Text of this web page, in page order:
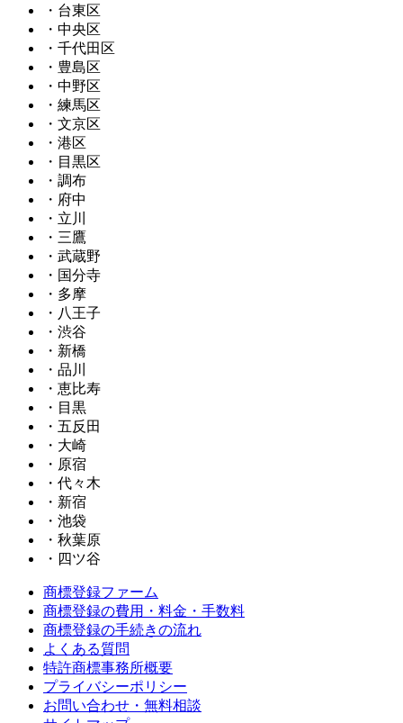
・台東区
・中央区
・千代田区
・豊島区
・中野区
・練馬区
・文京区
・港区
・目黒区
・調布
・府中
・立川
・三鷹
・武蔵野
・国分寺
・多摩
・八王子
・渋谷
・新橋
・品川
・恵比寿
・目黒
・五反田
・大崎
・原宿
・代々木
・新宿
・池袋
・秋葉原
・四ツ谷
商標登録ファーム
商標登録の費用・料金・手数料
商標登録の手続きの流れ
よくある質問
特許商標事務所概要
プライバシーポリシー
お問い合わせ・無料相談